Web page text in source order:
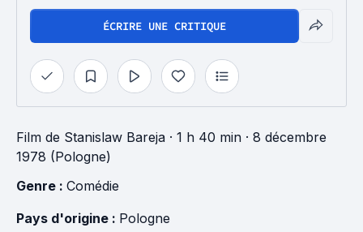
ÉCRIRE UNE CRITIQUE
Film de Stanislaw Bareja · 1 h 40 min · 8 décembre
1978 (Pologne)
Genre : Comédie
Pays d'origine : Pologne